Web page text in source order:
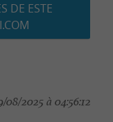
DE ESTE
08/2025 à 04:56:12